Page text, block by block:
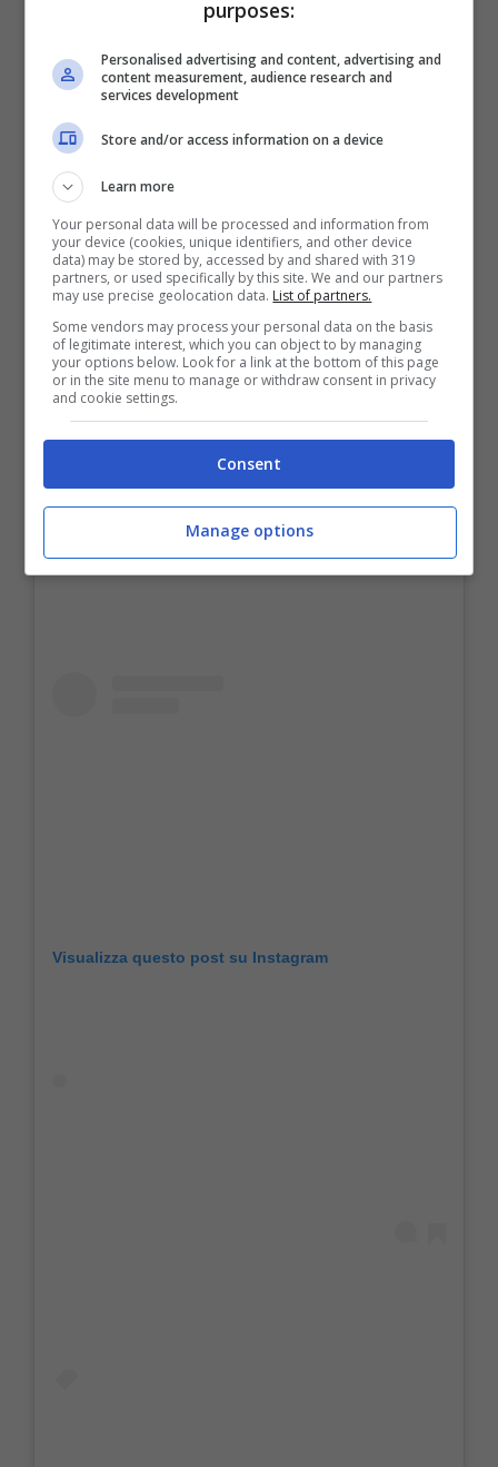
intelligente è bella Barbara. Ti volliamo
Mentre un altro, che non gradisce
evidentemente la foto, commenta così: “Ai
rotto le pa***”. E già con questo “Ai” ci
possiamo fermare qui.
Visualizza questo post su Instagram
purposes:
Personalised advertising and content, advertising and
content measurement, audience research and
services development
Store and/or access information on a device
Learn more
Your personal data will be processed and information from
your device (cookies, unique identifiers, and other device
data) may be stored by, accessed by and shared with 319
partners, or used specifically by this site. We and our partners
may use precise geolocation data. List of partners.
Some vendors may process your personal data on the basis
of legitimate interest, which you can object to by managing
your options below. Look for a link at the bottom of this page
or in the site menu to manage or withdraw consent in privacy
and cookie settings.
Consent
Manage options